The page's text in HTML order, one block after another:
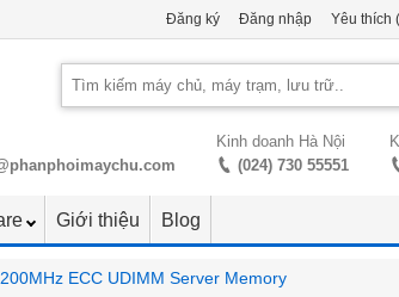
Đăng ký Đăng nhập Yêu thích
Kinh doanh Hà Nội
(024) 730 55551
Giới thiệu Blog
ECC UDIMM Server Memory